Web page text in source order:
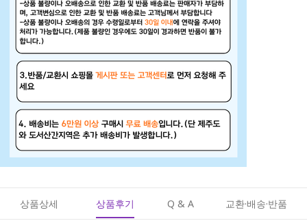
상품상세 상품후기 Q & A 교환·배송·반품